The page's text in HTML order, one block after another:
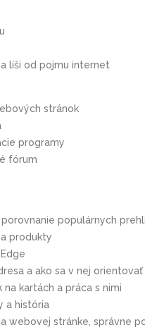
líši od pojmu internet
stránok
programy
fórum
populárnych
produkty
a ako sa v nej orientovať
kartách a práca s nimi
a história
webovej stránke, správne